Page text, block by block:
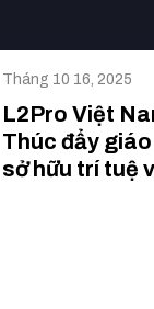
Tháng 10 16, 2025
L2Pro Việt
Thúc đẩy
sở hữu trí tuệ